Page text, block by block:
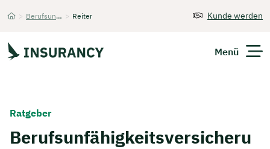
> Berufsunfähigkeitsversicherung > Reiter Kunde werden
Menü
Ratgeber
Berufsunfähigkeitsversicheru